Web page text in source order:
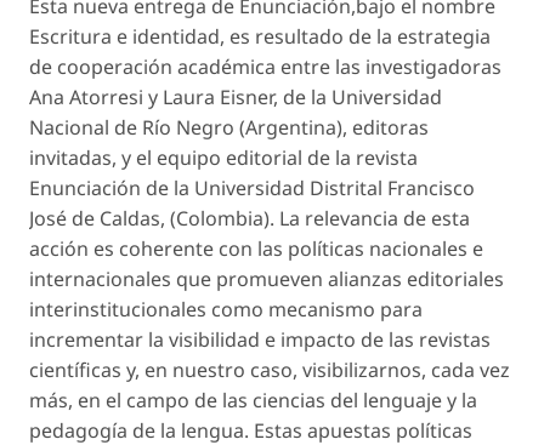
Esta nueva entrega de Enunciación,bajo el nombre
Escritura e identidad, es resultado de la estrategia
de cooperación académica entre las investigadoras
Ana Atorresi y Laura Eisner, de la Universidad
Nacional de Río Negro (Argentina), editoras
invitadas, y el equipo editorial de la revista
Enunciación de la Universidad Distrital Francisco
José de Caldas, (Colombia). La relevancia de esta
acción es coherente con las políticas nacionales e
internacionales que promueven alianzas editoriales
interinstitucionales como mecanismo para
incrementar la visibilidad e impacto de las revistas
científicas y, en nuestro caso, visibilizarnos, cada vez
más, en el campo de las ciencias del lenguaje y la
pedagogía de la lengua. Estas apuestas políticas